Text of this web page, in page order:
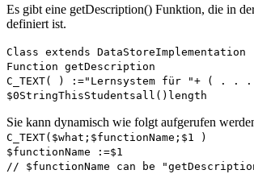
Es gibt eine getDescription() Funktion, die in
definiert ist.
Class extends DataStoreImplementation
Function getDescription
C_TEXT( ) :="Lernsystem für "+ ( . . .
$0StringThisStudentsall() length
Sie kann dynamisch wie folgt aufgerufen
C_TEXT( $what ; $functionName; $1 )
$functionName :=$1
// $functionName can be